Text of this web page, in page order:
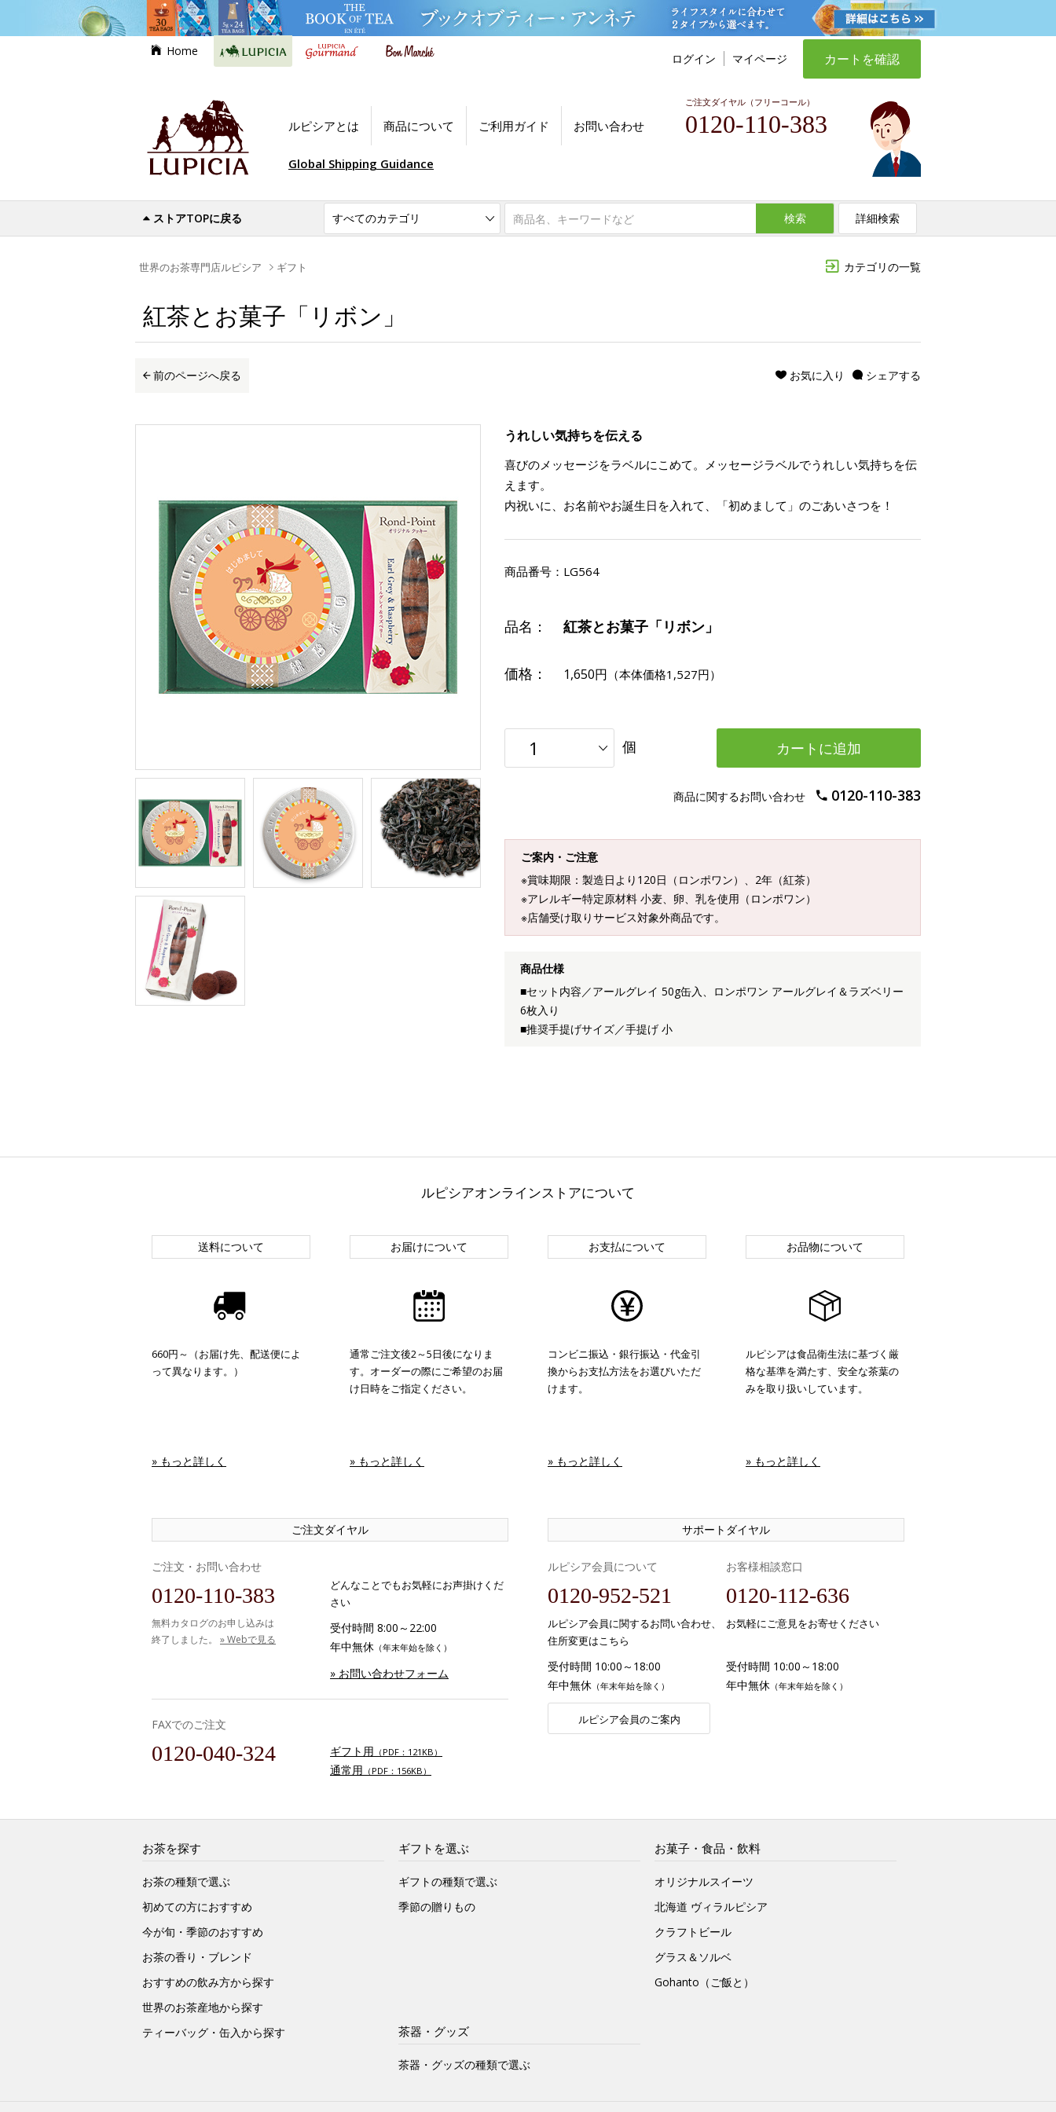
Home
ログイン マイページ カートを確認
ルピシアとは 商品について ご利用ガイド お問い合わせ
ご注文ダイヤル（フリーコール）
0120-110-383
Global Shipping Guidance
ストアTOPに戻る 検索 詳細検索
カテゴリの一覧
世界のお茶専門店ルピシア ギフト
紅茶とお菓子「リボン」
前のページへ戻る シェアする
お気に入り
うれしい気持ちを伝える
喜びのメッセージをラベルにこめて。メッセージラベルでうれしい気持ちを伝
えます。
内祝いに、お名前やお誕生日を入れて、「初めまして」のごあいさつを！
商品番号： LG564
品名： 紅茶とお菓子「リボン」
価格： 1,650円 （本体価格1,527円）
個 カートに追加
商品に関するお問い合わせ 0120-110-383
ご案内・ご注意
※賞味期限：製造日より120日（ロンポワン）、2年（紅茶）
※アレルギー特定原材料 小麦、卵、乳を使用（ロンポワン）
※店舗受け取りサービス対象外商品です。
商品仕様
■セット内容／アールグレイ 50g缶入、ロンポワン アールグレイ＆ラズベリー
6枚入り
■推奨手提げサイズ／手提げ 小
ルピシアオンラインストアについて
送料について
660円～（お届け先、配送便によ
って異なります。）
» もっと詳しく
お届けについて
通常ご注文後2～5日後になりま
す。オーダーの際にご希望のお届
け日時をご指定ください。
» もっと詳しく
お支払について
コンビニ振込・銀行振込・代金引
換からお支払方法をお選びいただ
けます。
» もっと詳しく
お品物について
ルピシアは食品衛生法に基づく厳
格な基準を満たす、安全な茶葉の
みを取り扱いしています。
» もっと詳しく
ご注文ダイヤル
ご注文・お問い合わせ
0120-110-383
無料カタログのお申し込みは
終了しました。 » Webで見る
どんなことでもお気軽にお声掛けくだ
さい
受付時間 8:00～22:00
年中無休 （年末年始を除く）
» お問い合わせフォーム
FAXでのご注文
0120-040-324 ギフト用 （PDF：121KB）
通常用 （PDF：156KB）
サポートダイヤル
ルピシア会員について
0120-952-521
ルピシア会員に関するお問い合わせ、
住所変更はこちら
受付時間 10:00～18:00
年中無休 （年末年始を除く）
ルピシア会員のご案内
お客様相談窓口
0120-112-636
お気軽にご意見をお寄せください
受付時間 10:00～18:00
年中無休 （年末年始を除く）
お茶を探す
お茶の種類で選ぶ
初めての方におすすめ
今が旬・季節のおすすめ
お茶の香り・ブレンド
おすすめの飲み方から探す
世界のお茶産地から探す
ティーバッグ・缶入から探す
ギフトを選ぶ
ギフトの種類で選ぶ
季節の贈りもの
お菓子・食品・飲料
オリジナルスイーツ
北海道 ヴィラルピシア
クラフトビール
グラス＆ソルベ
Gohanto（ご飯と）
茶器・グッズ
茶器・グッズの種類で選ぶ